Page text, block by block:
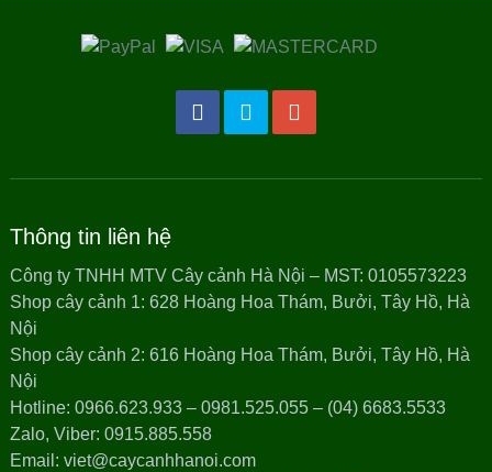
Thông tin liên hệ
Công ty TNHH MTV Cây cảnh Hà Nội – MST: 0105573223
Shop cây cảnh 1: 628 Hoàng Hoa Thám, Bưởi, Tây Hồ, Hà
Nội
Shop cây cảnh 2: 616 Hoàng Hoa Thám, Bưởi, Tây Hồ, Hà
Nội
Hotline: 0966.623.933 – 0981.525.055 – (04) 6683.5533
Zalo, Viber: 0915.885.558
Email: viet@caycanhhanoi.com